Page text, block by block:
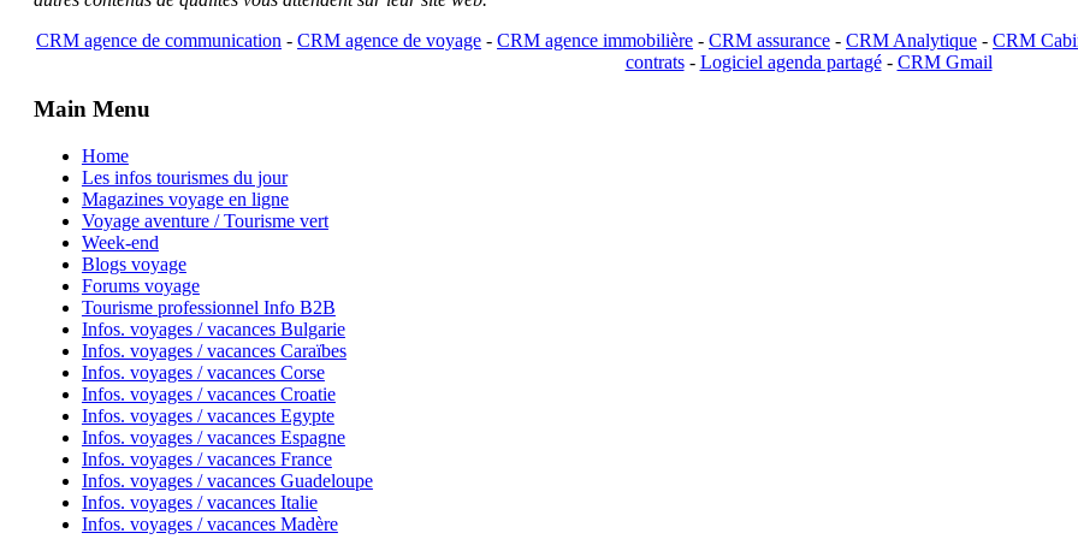
CRM agence de communication - CRM agence de voyage - CRM agence immobilière - CRM assurance - CRM Analytique - CRM
contrats- Logiciel agenda partagé- CRM Gmail
Main Menu
Home
Les infos tourismes du jour
Magazines voyage en ligne
Voyage aventure / Tourisme vert
Week-end
Blogs voyage
Forums voyage
Tourisme professionnel Info B2B
Infos. voyages / vacances Bulgarie
Infos. voyages / vacances Caraïbes
Infos. voyages / vacances Corse
Infos. voyages / vacances Croatie
Infos. voyages / vacances Egypte
Infos. voyages / vacances Espagne
Infos. voyages / vacances France
Infos. voyages / vacances Guadeloupe
Infos. voyages / vacances Italie
Infos. voyages / vacances Madère